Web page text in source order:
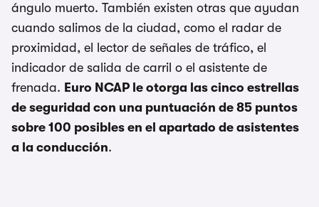
ángulo muerto. También existen otras que ayudan
cuando salimos de la ciudad, como el radar de
proximidad, el lector de señales de tráfico, el
indicador de salida de carril o el asistente de
frenada. Euro NCAP le otorga las cinco estrellas
de seguridad con una puntuación de 85 puntos
sobre 100 posibles en el apartado de asistentes
a la conducción.